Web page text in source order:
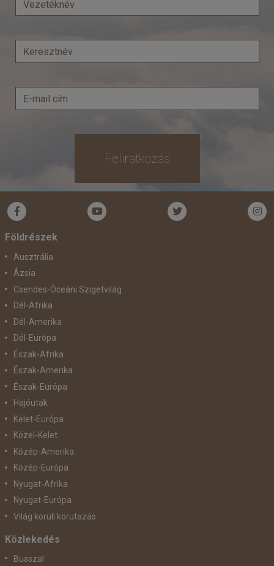
Időtartam:1 nap
már 17.490 Ft-tól
Időpontok és árak
Feliratkozás
Földrészek
Ausztrália
Ázsia
Csendes-Óceáni Szigetvilág
Dél-Afrika
Dél-Amerika
Dél-Európa
Észak-Afrika
Észak-Amerika
Észak-Európa
Hajóutak
Kelet-Európa
Közel-Kelet
Közép-Amerika
Közép-Európa
Nyugat-Afrika
Nyugat-Európa
Világ körüli körutazás
Közlekedés
Busszal